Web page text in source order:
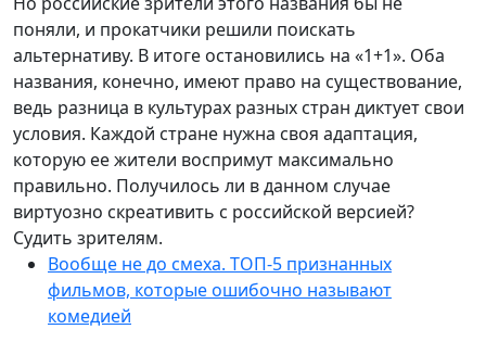
поняли, и прокатчики решили поискать
альтернативу. В итоге остановились на «1+1». Оба
названия, конечно, имеют право на существование,
ведь разница в культурах разных стран диктует свои
условия. Каждой стране нужна своя адаптация,
которую ее жители воспримут максимально
правильно. Получилось ли в данном случае
виртуозно скреативить с российской версией?
Судить зрителям.
Вообще не до смеха. ТОП-5 признанных
фильмов, которые ошибочно называют
комедией